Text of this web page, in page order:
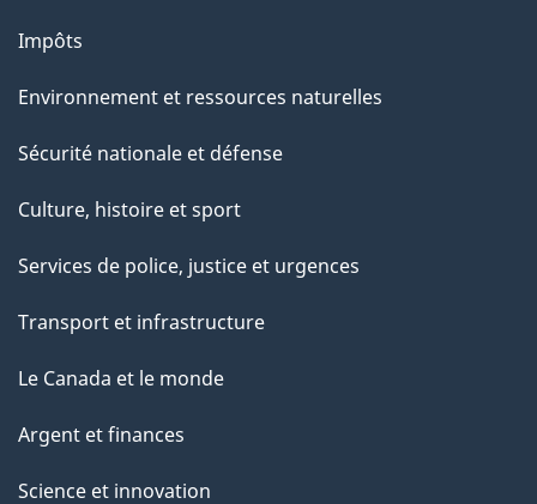
Impôts
Environnement et ressources naturelles
Sécurité nationale et défense
Culture, histoire et sport
Services de police, justice et urgences
Transport et infrastructure
Le Canada et le monde
Argent et finances
Science et innovation